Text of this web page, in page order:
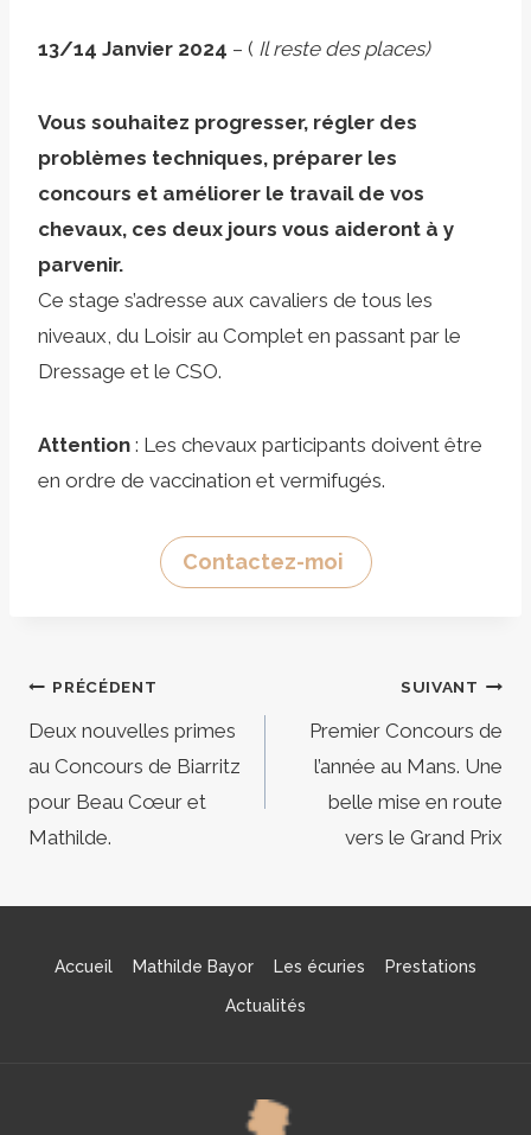
13/14 Janvier 2024 – ( Il reste des places)
Vous souhaitez progresser, régler des
problèmes techniques, préparer les
concours et améliorer le travail de vos
chevaux, ces deux jours vous aideront à y
parvenir.
Ce stage s’adresse aux cavaliers de tous les
niveaux, du Loisir au Complet en passant par le
Dressage et le CSO.
Attention : Les chevaux participants doivent être
en ordre de vaccination et vermifugés.
Contactez-moi
Navigation
de
l’article
PRÉCÉDENT
Deux nouvelles primes
au Concours de Biarritz
pour Beau Cœur et
Mathilde.
SUIVANT
Premier Concours de
l’année au Mans. Une
belle mise en route
vers le Grand Prix
Accueil Mathilde Bayor Les écuries Prestations
Actualités